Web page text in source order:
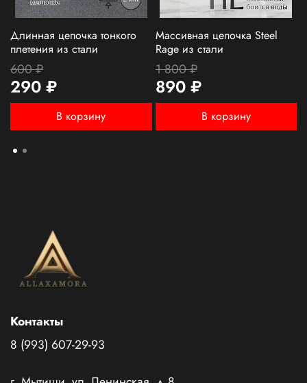
Длинная цепочка тонкого
плетения из стали
600 ₽
290 ₽
В корзину
Массивная цепочка Steel
Rage из стали
1 800 ₽
890 ₽
В корзину
Контакты
8 (993) 607-29-93